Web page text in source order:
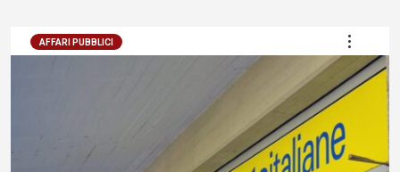
AFFARI PUBBLICI